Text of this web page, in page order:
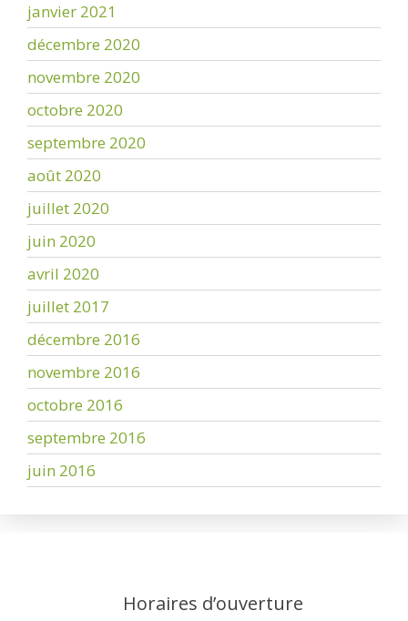
janvier 2021
décembre 2020
novembre 2020
octobre 2020
septembre 2020
août 2020
juillet 2020
juin 2020
avril 2020
juillet 2017
décembre 2016
novembre 2016
octobre 2016
septembre 2016
juin 2016
Horaires d’ouverture